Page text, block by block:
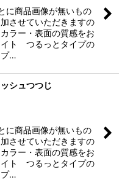
に商品画像が無いもの
させていただきますの
ラー・表面の質感をお
イト つるっとタイプの
…
シュつつじ
に商品画像が無いもの
させていただきますの
ラー・表面の質感をお
イト つるっとタイプの
…